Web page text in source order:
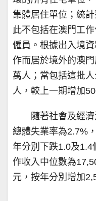
集體居住單位；統
此不包括在澳門工
僱員。根據出入境
作而居於境外的澳
萬人；當包括這批
人，較上一期增加
隨著社會及經
總體失業率為2.7%
年分別下跌1.0及1.4
作收入中位數為
元，按年分別增加